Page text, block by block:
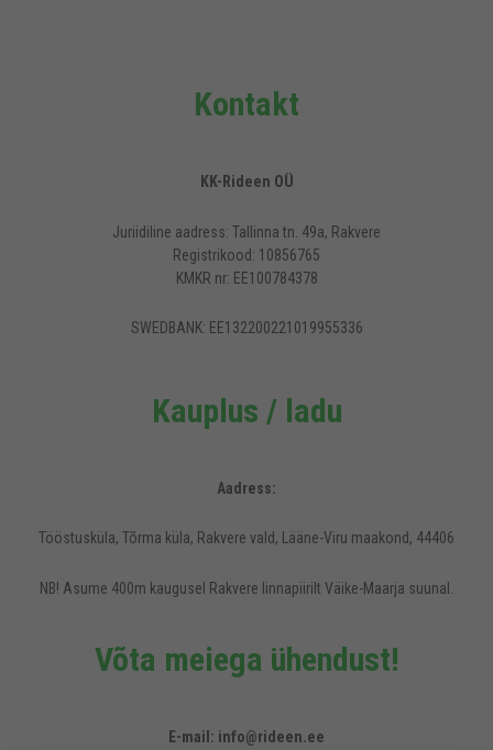
Kontakt
KK-Rideen OÜ
Juriidiline aadress: Tallinna tn. 49a, Rakvere
Registrikood: 10856765
KMKR nr: EE100784378
SWEDBANK: EE132200221019955336
Kauplus / ladu
Aadress:
Tööstusküla, Tõrma küla, Rakvere vald, Lääne-Viru maakond, 44406
NB! Asume 400m kaugusel Rakvere linnapiirilt Väike-Maarja suunal.
Võta meiega ühendust!
E-mail: info@rideen.ee